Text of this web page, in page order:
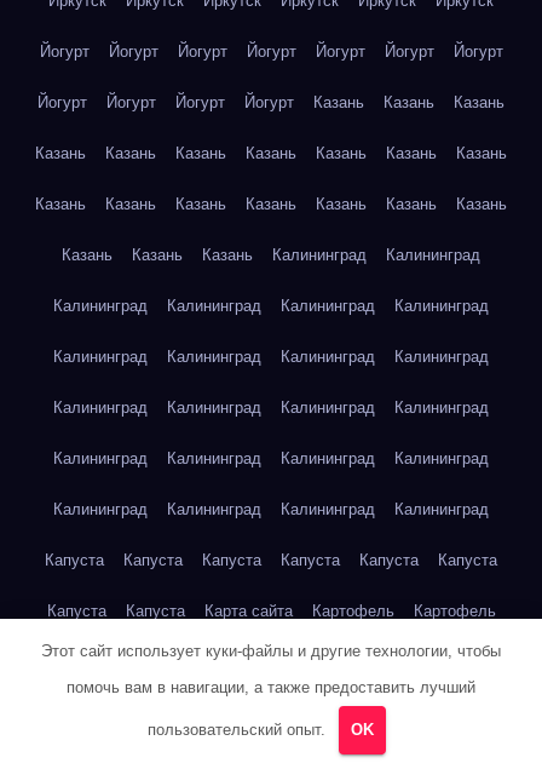
Йогурт Йогурт Йогурт Йогурт Йогурт Йогурт Йогурт
Йогурт Йогурт Йогурт Йогурт Казань Казань Казань
Казань Казань Казань Казань Казань Казань Казань
Казань Казань Казань Казань Казань Казань Казань
Казань Казань Казань Калининград Калининград
Калининград Калининград Калининград Калининград
Калининград Калининград Калининград Калининград
Калининград Калининград Калининград Калининград
Калининград Калининград Калининград Калининград
Калининград Калининград Калининград Калининград
Капуста Капуста Капуста Капуста Капуста Капуста
Капуста Капуста Карта сайта Картофель Картофель
Картофель Картофель Картофель Картофель
Кейптаун
Этот сайт использует куки-файлы и другие технологии, чтобы
помочь вам в навигации, а также предоставить лучший
пользовательский опыт. OK